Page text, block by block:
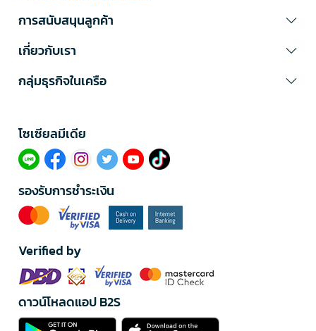
การสนับสนุนลูกค้า
เกี่ยวกับเรา
กลุ่มธุรกิจในเครือ
โซเซียลมีเดีย​
รองรับการชำระเงิน
Verified by
ดาวน์โหลดแอป B2S